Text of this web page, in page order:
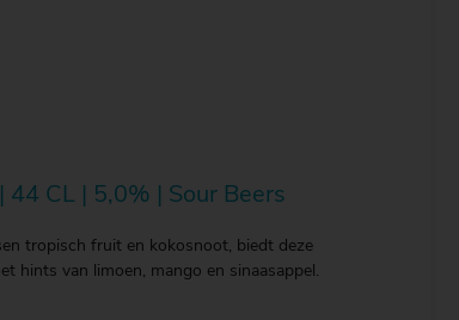
CL | 5,0% | Sour Beers
tropisch fruit en kokosnoot, biedt deze
hints van limoen, mango en sinaasappel.